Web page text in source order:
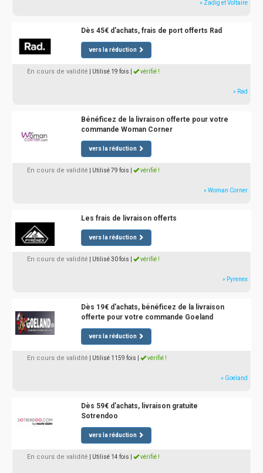
» Zadig et Voltaire
Dès 45€ d'achats, frais de port offerts Rad
vers la réduction
En cours de validité | Utilisé 19 fois vérifié !
» Rad
Bénéficez de la livraison offerte pour votre
commande Woman Corner
vers la réduction
En cours de validité | Utilisé 79 fois vérifié !
» Woman Corner
Les frais de livraison offerts
vers la réduction
En cours de validité | Utilisé 30 fois vérifié !
» Pyrenex
Dès 19€ d'achats, bénéficez de la livraison
offerte pour votre commande Goeland
vers la réduction
En cours de validité | Utilisé 1159 fois vérifié !
» Goeland
Dès 59€ d'achats, livraison gratuite
Sotrendoo
vers la réduction
En cours de validité | Utilisé 14 fois vérifié !